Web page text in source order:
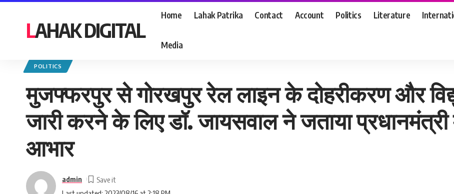
LAHAK DIGITAL
Home Lahak Patrika Contact Account Politics Literature
Media
मुजफ्फरपुर से गोरखपुर रेल लाइन के दोहरीकरण और विद्युतीकरण की पूरी राशि जारी करने के लिए डॉ. जायसवाल ने जताया प्रधानमंत्री मोदी व रेलमंत्री
POLITICS
मुजफ्फरपुर से गोरखपुर रेल लाइन के दोहरीकरण और
जारी करने के लिए डॉ. जायसवाल ने जताया प्रधानमंत्री
आभार
admin